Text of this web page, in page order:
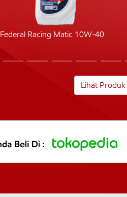
Federal Racing Matic 10W-40
Lihat